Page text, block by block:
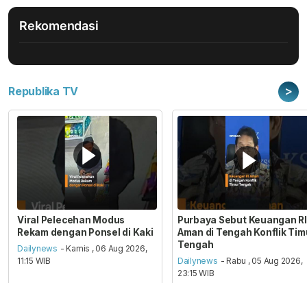
Rekomendasi
Republika TV >
Viral Pelecehan Modus
Rekam dengan Ponsel di Kaki
Dailynews - Kamis , 06 Aug 2026,
11:15 WIB
Purbaya Sebut Keuangan RI
Aman di Tengah Konflik
Tengah
Dailynews - Rabu , 05 Aug 2026,
23:15 WIB